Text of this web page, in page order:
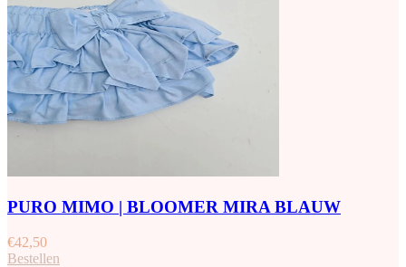
PURO MIMO | BLOOMER MIRA BLAUW
€42,50
Bestellen